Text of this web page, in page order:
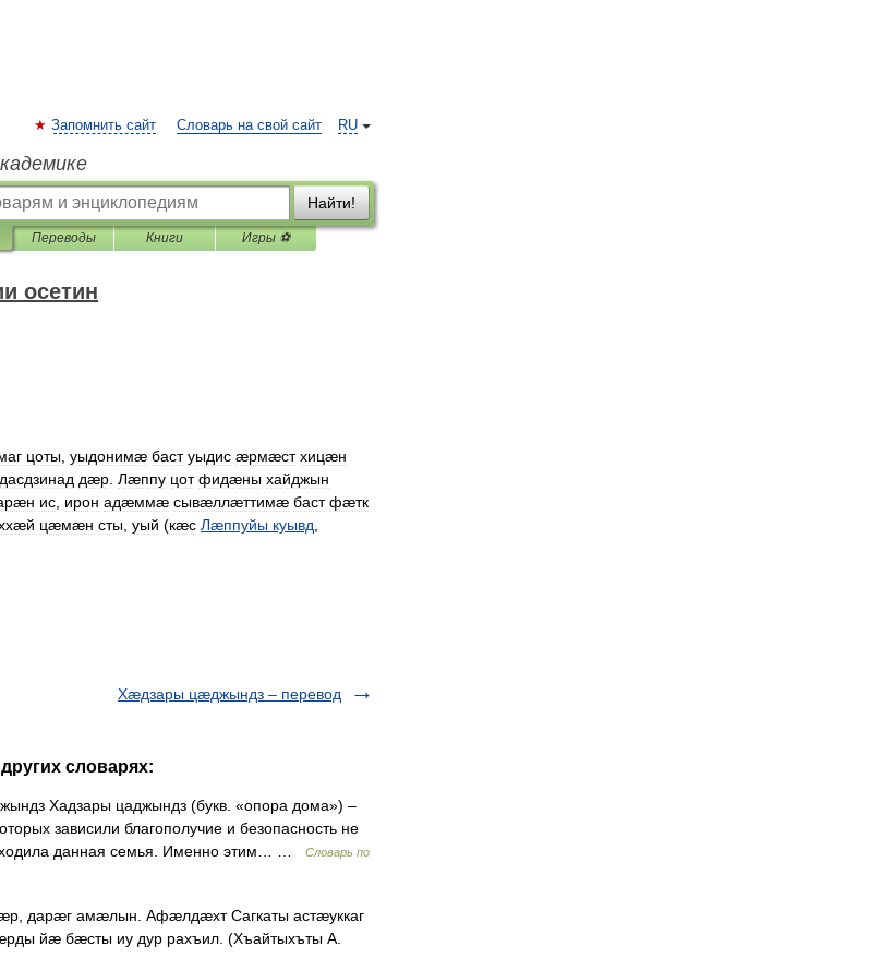
RU
Запомнить сайт Словарь на свой сайт
Найти!
Переводы Книги Игры ⚽
осетин
цоты уыдонимæ баст уыдис æрмæст хицæн
дæр Лæппу цот фидæны хайджын
ис ирон адæммæ сывæллæттимæ баст фæтк
цæмæн сты уый (кæс Лæппуйы куывд
Хæдзары цæджындз – перевод
словарях:
Хадзары цаджындз (букв. «опора дома») –
зависили благополучие и безопасность не
входила данная семья. Именно этим… …
Словарь по
дарæг амæлын. Афæлдæхт Сагкаты астæуккаг
йæ бæсты иу дур рахъил. (Хъайтыхъты А.